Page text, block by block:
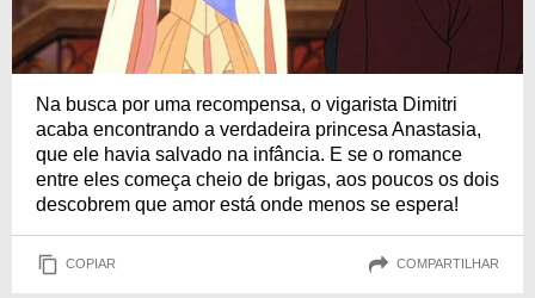
Na busca por uma recompensa, o vigarista Dimitri
acaba encontrando a verdadeira princesa Anastasia,
que ele havia salvado na infância. E se o romance
entre eles começa cheio de brigas, aos poucos os dois
descobrem que amor está onde menos se espera!
COPIAR COMPARTILHAR